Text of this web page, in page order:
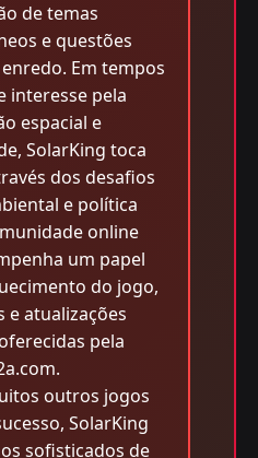
de temas
e questões
Em tempos
interesse pela
espacial e
SolarKing toca
dos desafios
e política
online
um papel
do jogo,
e atualizações
pela
outros jogos
SolarKing
sofisticados de